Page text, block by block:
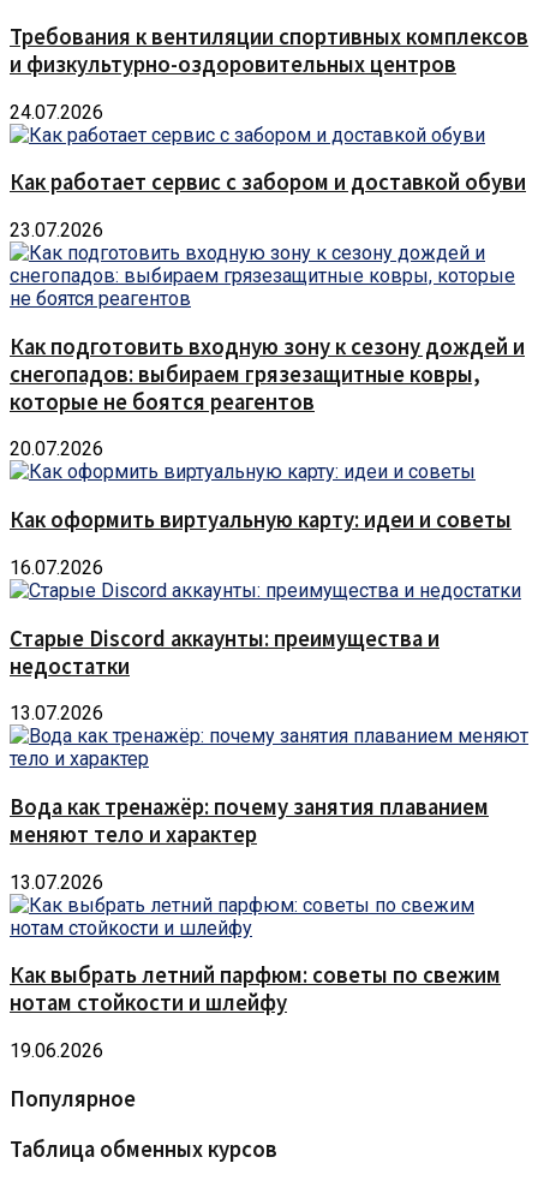
Требования к вентиляции спортивных комплексов
и физкультурно-оздоровительных центров
24.07.2026
Как работает сервис с забором и доставкой обуви
23.07.2026
Как подготовить входную зону к сезону дождей и
снегопадов: выбираем грязезащитные ковры,
которые не боятся реагентов
20.07.2026
Как оформить виртуальную карту: идеи и советы
16.07.2026
Старые Discord аккаунты: преимущества и
недостатки
13.07.2026
Вода как тренажёр: почему занятия плаванием
меняют тело и характер
13.07.2026
Как выбрать летний парфюм: советы по свежим
нотам стойкости и шлейфу
19.06.2026
Популярное
Таблица обменных курсов